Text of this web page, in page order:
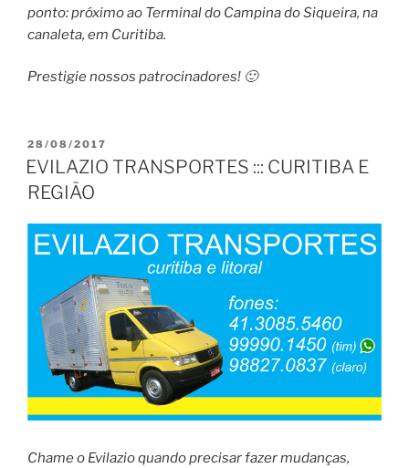
ponto: próximo ao Terminal do Campina do Siqueira, na
canaleta, em Curitiba.
Prestigie nossos patrocinadores! 🙂
PUBLICADO
EM
28/08/2017
EVILAZIO TRANSPORTES ::: CURITIBA E
REGIÃO
Chame o Evilazio quando precisar fazer mudanças,